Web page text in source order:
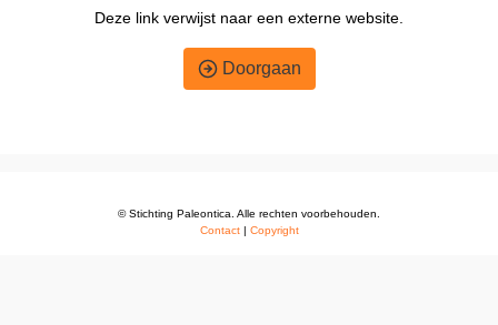
Deze link verwijst naar een externe website.
Doorgaan
© Stichting Paleontica. Alle rechten voorbehouden.
Contact| Copyright